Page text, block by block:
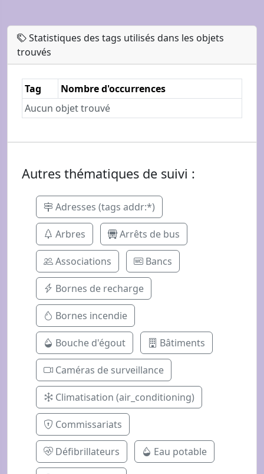
Statistiques des tags utilisés dans les objets
trouvés
Tag
Nombre d'occurrences
Aucun objet trouvé
Autres thématiques de suivi :
Adresses (tags addr:*)
Arbres Arrêts de bus
Associations Bancs
Bornes de recharge
Bornes incendie
Bouche d'égout Bâtiments
Caméras de surveillance
Climatisation (air_conditioning)
Commissariats
Défibrillateurs Eau potable